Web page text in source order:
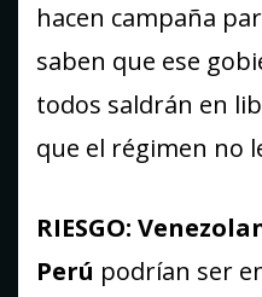
hacen campaña
saben que ese
todos saldrán en
que el régimen no
RIESGO:
Perú podrían ser